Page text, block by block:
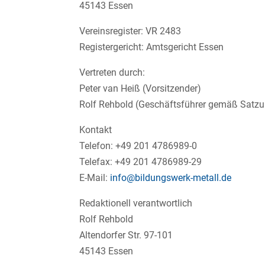
45143 Essen
Vereinsregister: VR 2483
Registergericht: Amtsgericht Essen
Vertreten durch:
Peter van Heiß (Vorsitzender)
Rolf Rehbold (Geschäftsführer gemäß
Kontakt
Telefon: +49 201 4786989-0
Telefax: +49 201 4786989-29
E-Mail: info@bildungswerk-metall.de
Redaktionell verantwortlich
Rolf Rehbold
Altendorfer Str. 97-101
45143 Essen